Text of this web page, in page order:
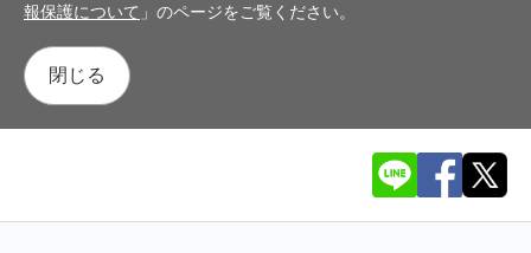
報保護について 」のページをご覧ください。
閉じる